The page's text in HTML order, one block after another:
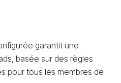
garantit une
basée sur des règles
pour tous les membres de